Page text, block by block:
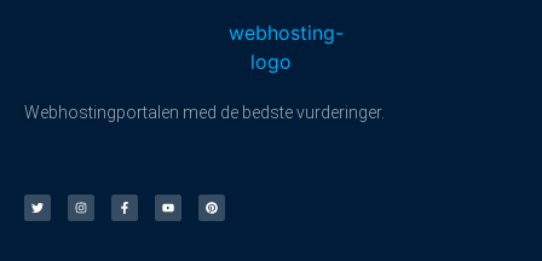
Webhostingportalen med de bedste vurderinger.